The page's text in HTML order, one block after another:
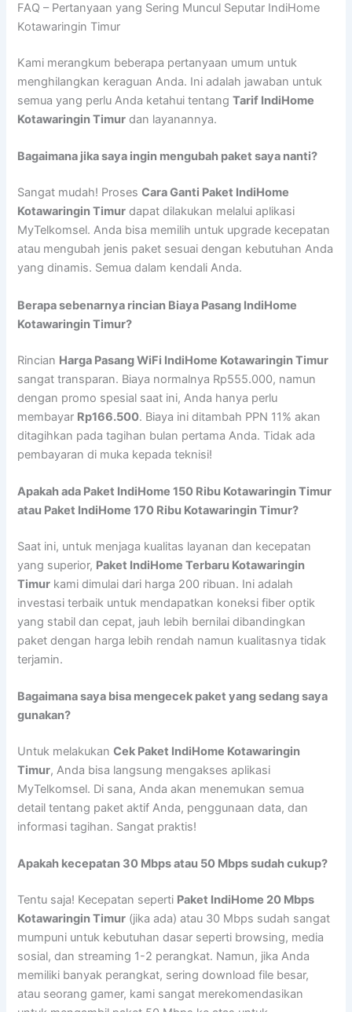
FAQ – Pertanyaan yang Sering Muncul Seputar IndiHome
Kotawaringin Timur
Kami merangkum beberapa pertanyaan umum untuk
menghilangkan keraguan Anda. Ini adalah jawaban untuk
semua yang perlu Anda ketahui tentangTarif IndiHome
Kotawaringin Timur dan layanannya.
Bagaimana jika saya ingin mengubah paket saya nanti?
Sangat mudah! ProsesCara Ganti Paket IndiHome
Kotawaringin Timur dapat dilakukan melalui aplikasi
MyTelkomsel. Anda bisa memilih untuk upgrade kecepatan
atau mengubah jenis paket sesuai dengan kebutuhan Anda
yang dinamis. Semua dalam kendali Anda.
Berapa sebenarnya rincian Biaya Pasang IndiHome
Kotawaringin Timur?
Rincian Harga Pasang WiFi IndiHome Kotawaringin Timur
sangat transparan. Biaya normalnya Rp555.000, namun
dengan promo spesial saat ini, Anda hanya perlu
membayar Rp166.500. Biaya ini ditambah PPN 11% akan
ditagihkan pada tagihan bulan pertama Anda. Tidak ada
pembayaran di muka kepada teknisi!
Apakah ada Paket IndiHome 150 Ribu Kotawaringin Timur
atau Paket IndiHome 170 Ribu Kotawaringin Timur?
Saat ini, untuk menjaga kualitas layanan dan kecepatan
yang superior, Paket IndiHome Terbaru Kotawaringin
Timur kami dimulai dari harga 200 ribuan. Ini adalah
investasi terbaik untuk mendapatkan koneksi fiber optik
yang stabil dan cepat, jauh lebih bernilai dibandingkan
paket dengan harga lebih rendah namun kualitasnya tidak
terjamin.
Bagaimana saya bisa mengecek paket yang sedang saya
gunakan?
Untuk melakukanCek Paket IndiHome Kotawaringin
Timur, Anda bisa langsung mengakses aplikasi
MyTelkomsel. Di sana, Anda akan menemukan semua
detail tentang paket aktif Anda, penggunaan data, dan
informasi tagihan. Sangat praktis!
Apakah kecepatan 30 Mbps atau 50 Mbps sudah cukup?
Tentu saja! Kecepatan seperti Paket IndiHome 20 Mbps
Kotawaringin Timur (jika ada) atau 30 Mbps sudah sangat
mumpuni untuk kebutuhan dasar seperti browsing, media
sosial, dan streaming 1-2 perangkat. Namun, jika Anda
memiliki banyak perangkat, sering download file besar,
atau seorang gamer, kami sangat merekomendasikan